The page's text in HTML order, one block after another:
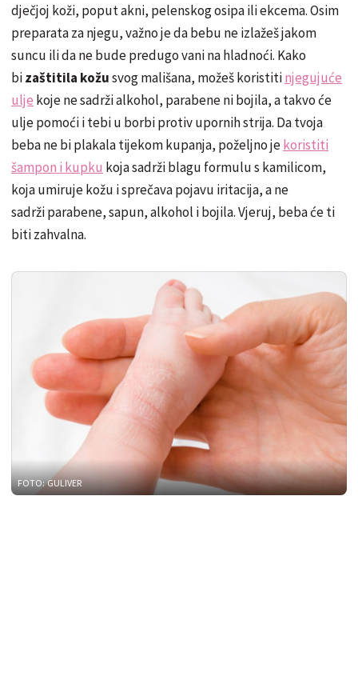
dječjoj koži, poput akni, pelenskog osipa ili ekcema. Osim
preparata za njegu, važno je da bebu ne izlažeš jakom
suncu ili da ne bude predugo vani na hladnoći. Kako
bizaštitila kožusvog mališana, možeš koristitinjegujuće
ulje koje ne sadrži alkohol, parabene ni bojila, a takvo će
ulje pomoći i tebi u borbi protiv upornih strija. Da tvoja
beba ne bi plakala tijekom kupanja, poželjno jekoristiti
šampon i kupku koja sadrži blagu formulu s kamilicom,
koja umiruje kožu i sprečava pojavu iritacija, a ne
sadrži parabene, sapun, alkohol i bojila. Vjeruj, beba će ti
biti zahvalna.
FOTO: GULIVER